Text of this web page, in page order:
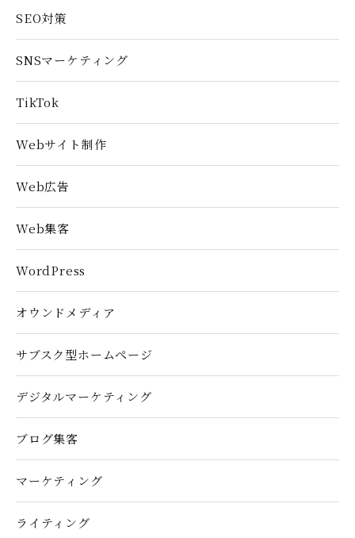
SEO対策
SNSマーケティング
TikTok
Webサイト制作
Web広告
Web集客
WordPress
オウンドメディア
サブスク型ホームぺージ
デジタルマーケティング
ブログ集客
マーケティング
ライティング